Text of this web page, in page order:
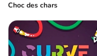
Choc des chars